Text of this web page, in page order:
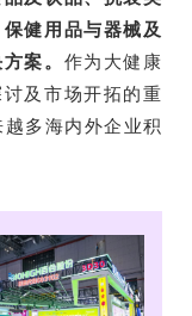
健用品与器械及
案。 作为大健康
及市场开拓的重
多海内外企业积